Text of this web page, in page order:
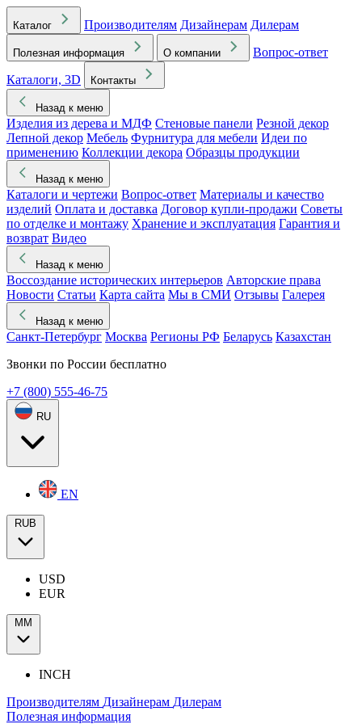
Каталог Производителям Дизайнерам Дилерам
Полезная информация О компании
Вопрос-ответ
Каталоги, 3D
Контакты
Назад к меню
Изделия из дерева и МДФ Стеновые панели Резной декор
Лепной декор Мебель Фурнитура для мебели Идеи по
применению Коллекции декора Образцы продукции
Назад к меню
Каталоги и чертежи Вопрос-ответ Материалы и качество
изделий Оплата и доставка Договор купли-продажи Советы
по отделке и монтажу Хранение и эксплуатация Гарантия и
возврат Видео
Назад к меню
Воссоздание исторических интерьеров Авторские права
Новости Статьи Карта сайта Мы в СМИ Отзывы Галерея
Назад к меню
Санкт-Петербург Москва Регионы РФ Беларусь Казахстан
Звонки по России бесплатно
+7 (800) 555-46-75
RU
EN
RUB
USD
EUR
ММ
INCH
Производителям Дизайнерам Дилерам
Полезная информация